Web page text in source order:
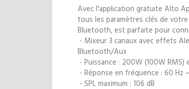
Avec l'application gratuite Alto
tous les paramètres clés de
Bluetooth, est parfaite pour
- Mixeur 3 canaux avec effets
Bluetooth/Aux
- Puissance : 200W (100W
- Réponse en fréquence : 60 Hz
- SPL maximum : 106 dB